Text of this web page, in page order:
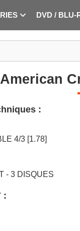
DVD / BLU-
American
:
4/3 [1.78]
- 3 DISQUES
: